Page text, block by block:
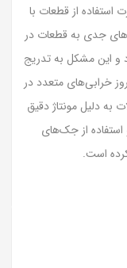
از قطعات با
جدی به قطعات در
و این مشکل به تدریج
خرابی‌های متعدد در
دلیل مونتاژ دقیق
از جک‌های
است.